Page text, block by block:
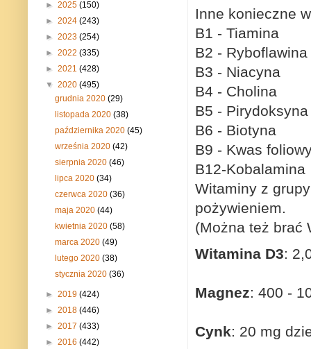
Inne konieczne
B1 - Tiamina
B2 - Ryboflawina
B3 - Niacyna
B4 - Cholina
B5 - Pirydoksyna
B6 - Biotyna
B9 - Kwas
B12-Kobalamina
Witaminy z
pożywieniem.
(Można też brać
Witamina D3:
Magnez: 400 -
Cynk: 20 mg
► 2025 (150)
► 2024 (243)
► 2023 (254)
► 2022 (335)
► 2021 (428)
▼ 2020 (495)
grudnia 2020(29)
listopada 2020(38)
października 2020(45)
września 2020(42)
sierpnia 2020(46)
lipca 2020(34)
czerwca 2020(36)
maja 2020(44)
kwietnia 2020(58)
marca 2020(49)
lutego 2020(38)
stycznia 2020(36)
► 2019 (424)
► 2018 (446)
► 2017 (433)
► 2016 (442)